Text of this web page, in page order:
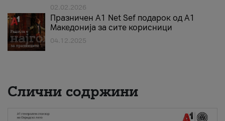
02.02.2026
Празничен A1 Net Sеf подарок од А1
Македонија за сите корисници
04.12.2025
Слични содржини